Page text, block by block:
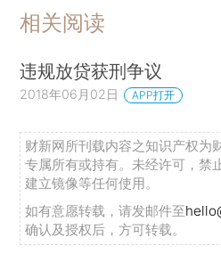
相关阅读
违规放贷获刑争议
2018年06月02日 APP打开
财新网所刊载内容之知识产权为
专属所有或持有。未经许可，禁
建立镜像等任何使用。
如有意愿转载，请发邮件至
确认及授权后，方可转载。